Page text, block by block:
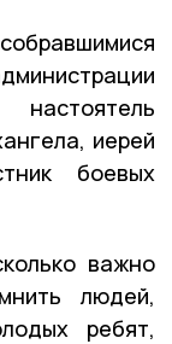
иерей
боевых
важно
людей,
ребят,